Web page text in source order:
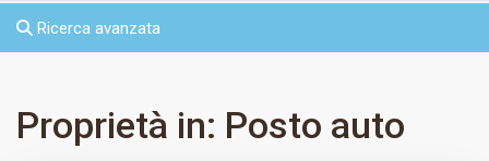
Ricerca avanzata
Proprietà in: Posto auto